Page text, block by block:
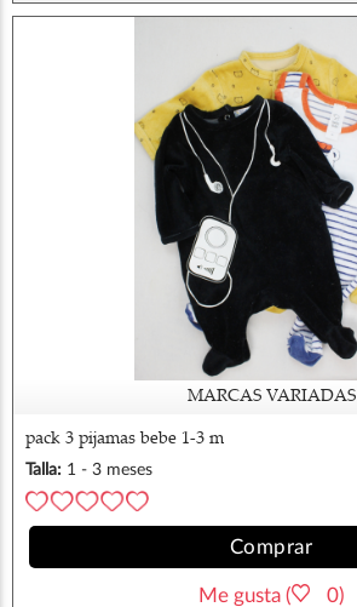
MARCAS VARIADAS
pack 3 pijamas bebe 1-3 m
Talla: 1 - 3 meses
Comprar
Me gusta ( 0)